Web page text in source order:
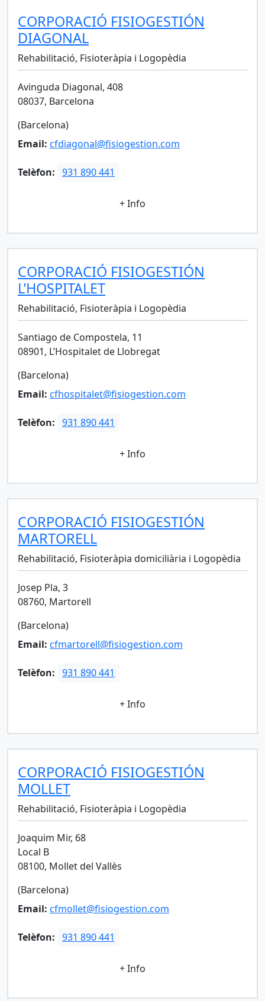
CORPORACIÓ FISIOGESTIÓN
DIAGONAL
Rehabilitació, Fisioteràpia i Logopèdia
Avinguda Diagonal, 408
08037, Barcelona
(Barcelona)
Email: cfdiagonal@fisiogestion.com
Telèfon: 931 890 441
+ Info
CORPORACIÓ FISIOGESTIÓN
L’HOSPITALET
Rehabilitació, Fisioteràpia i Logopèdia
Santiago de Compostela, 11
08901, L’Hospitalet de Llobregat
(Barcelona)
Email: cfhospitalet@fisiogestion.com
Telèfon: 931 890 441
+ Info
CORPORACIÓ FISIOGESTIÓN
MARTORELL
Rehabilitació, Fisioteràpia domiciliària i Logopèdia
Josep Pla, 3
08760, Martorell
(Barcelona)
Email: cfmartorell@fisiogestion.com
Telèfon: 931 890 441
+ Info
CORPORACIÓ FISIOGESTIÓN
MOLLET
Rehabilitació, Fisioteràpia i Logopèdia
Joaquim Mir, 68
Local B
08100, Mollet del Vallès
(Barcelona)
Email: cfmollet@fisiogestion.com
Telèfon: 931 890 441
+ Info